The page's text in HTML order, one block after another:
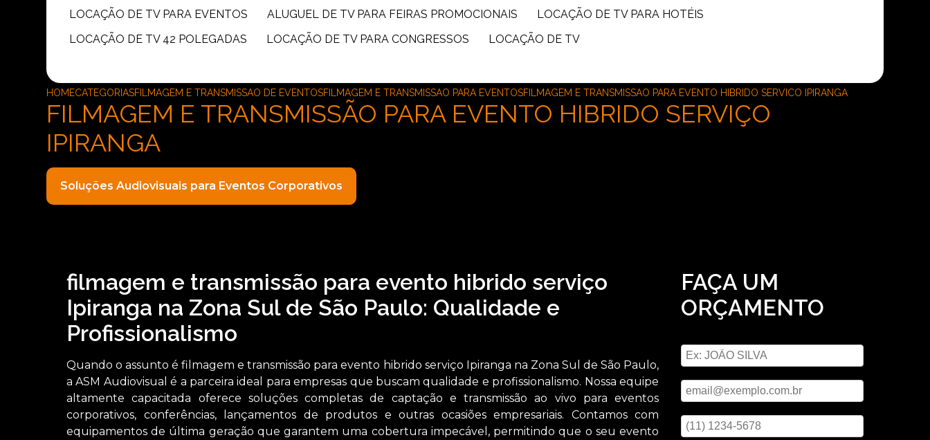
LOCAÇÃO DE TV PARA EVENTOS
ALUGUEL DE TV PARA FEIRAS PROMOCIONAIS
LOCAÇÃO DE TV PARA HOTÉIS
LOCAÇÃO DE TV 42 POLEGADAS
LOCAÇÃO DE TV PARA CONGRESSOS LOCAÇÃO DE TV
HOMECATEGORIASFILMAGEM E TRANSMISSAO DE EVENTOSFILMAGEM E TRANSMISSAO PARA EVENTOSFILMAGEM E TRANSMISSAO PARA EVENTO HIBRIDO SERVICO IPIRANGA
FILMAGEM E TRANSMISSÃO PARA EVENTO HIBRIDO SERVIÇO
IPIRANGA
Soluções Audiovisuais para Eventos Corporativos
filmagem e transmissão para evento hibrido serviço
Ipiranga na Zona Sul de São Paulo: Qualidade e
Profissionalismo
Quando o assunto é filmagem e transmissão para evento hibrido serviço Ipiranga na Zona Sul de São Paulo,
a ASM Audiovisual é a parceira ideal para empresas que buscam qualidade e profissionalismo. Nossa equipe
altamente capacitada oferece soluções completas de captação e transmissão ao vivo para eventos
corporativos, conferências, lançamentos de produtos e outras ocasiões empresariais. Contamos com
equipamentos de última geração que garantem uma cobertura impecável, permitindo que o seu evento
FAÇA UM
ORÇAMENTO